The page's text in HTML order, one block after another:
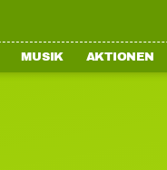
MUSIK AKTIONEN